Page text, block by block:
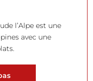
l’Alpe est une
avec une